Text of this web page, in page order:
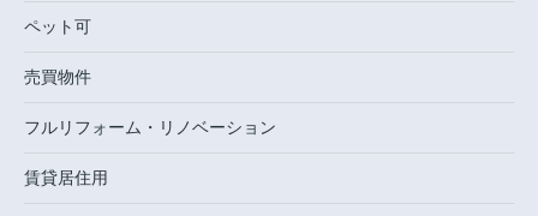
ペット可
売買物件
フルリフォーム・リノベーション
賃貸居住用